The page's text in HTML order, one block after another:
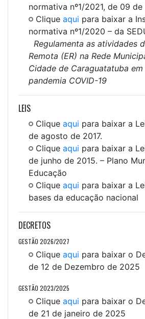
normativa nº1/2021, de 09
Clique aqui para baixar a
normativa nº1/2020 – da
Regulamenta as atividades
Remota (ER) na Rede
Cidade de Caraguatatuba
pandemia COVID-19
LEIS
Clique aqui para baixar a
de agosto de 2017.
Clique aqui para baixar a
de junho de 2015. – Plano
Educação
Clique aqui para baixar a
bases da educação nacional
DECRETOS
GESTÃO 2026/2027
Clique aqui para baixar o
de 12 de Dezembro de 2025
GESTÃO 2023/2025
Clique aqui para baixar o
de 21 de janeiro de 2025